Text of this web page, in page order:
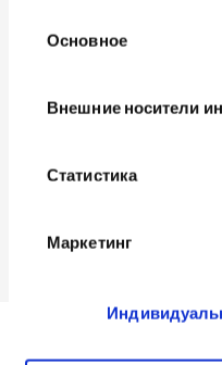
согласия
Основное
Внешние носители
Статистика
Маркетинг
Условия хранения